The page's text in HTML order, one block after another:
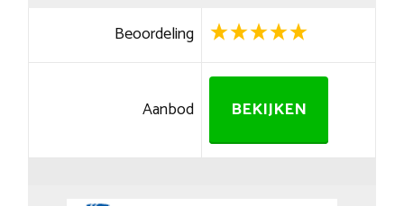
Beoordeling
Aanbod BEKIJKEN